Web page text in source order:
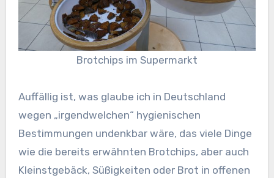
Brotchips im Supermarkt
Auffällig ist, was glaube ich in Deutschland
wegen „irgendwelchen“ hygienischen
Bestimmungen undenkbar wäre, das viele Dinge
wie die bereits erwähnten Brotchips, aber auch
Kleinstgebäck, Süßigkeiten oder Brot in offenen